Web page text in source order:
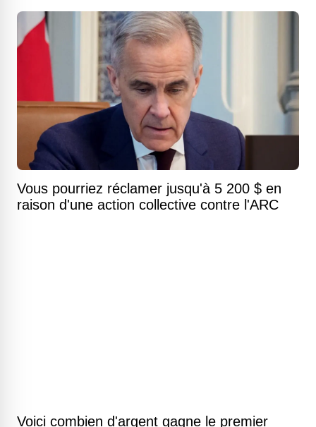
Vous pourriez réclamer jusqu'à 5 200 $ en
raison d'une action collective contre l'ARC
Voici combien d'argent gagne le premier